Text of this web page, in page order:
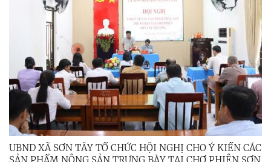
UBND XÃ SƠN TÂY TỔ CHỨC HỘI NGHỊ CHO Ý KIẾN CÁC
SẢN PHẨM NÔNG SẢN TRƯNG BÀY TẠI CHỢ PHIÊN SƠN